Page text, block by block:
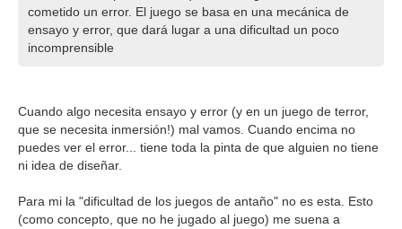
cometido un error. El juego se basa en una mecánica de
ensayo y error, que dará lugar a una dificultad un poco
incomprensible
Cuando algo necesita ensayo y error (y en un juego de terror,
que se necesita inmersión!) mal vamos. Cuando encima no
puedes ver el error... tiene toda la pinta de que alguien no tiene
ni idea de diseñar.
Para mi la "dificultad de los juegos de antaño" no es esta. Esto
(como concepto, que no he jugado al juego) me suena a